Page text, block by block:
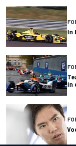
In
in